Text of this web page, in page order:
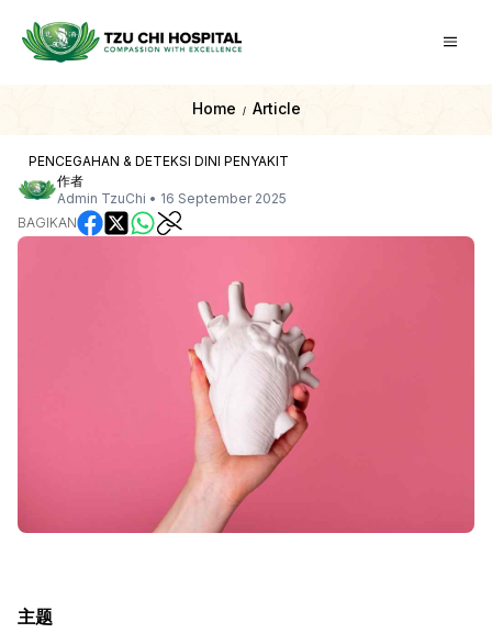
Home / Article
PENCEGAHAN & DETEKSI DINI PENYAKIT
作者
Admin TzuChi • 16 September 2025
BAGIKAN
主题